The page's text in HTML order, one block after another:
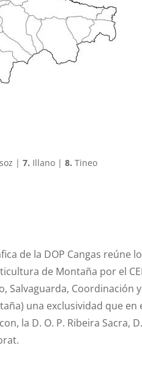
| 7. Illano | 8. Tineo
de la DOP Cangas reúne
de Montaña por el
Salvaguarda, Coordinación
una exclusividad que
la D. O. P. Ribeira Sacra,